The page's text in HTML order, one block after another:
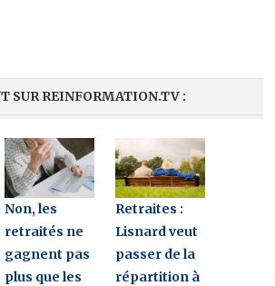
SUR REINFORMATION.TV :
Non, les
retraités ne
gagnent pas
plus que les
Retraites :
Lisnard veut
passer de la
répartition à